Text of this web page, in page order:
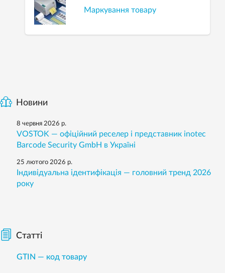
Маркування товару
Новини
8 червня 2026 р.
VOSTOK — офіційний реселер і представник inotec
Barcode Security GmbH в Україні
25 лютого 2026 р.
Індивідуальна ідентифікація — головний тренд 2026
року
Статті
GTIN — код товару